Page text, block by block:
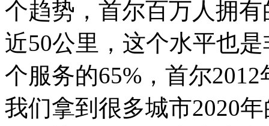
个趋势，首尔百万人拥
近50公里，这个水平也
个服务的65%，首尔
我们拿到很多城市2020